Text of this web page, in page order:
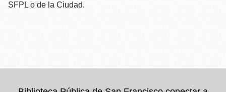
SFPL o de la Ciudad.